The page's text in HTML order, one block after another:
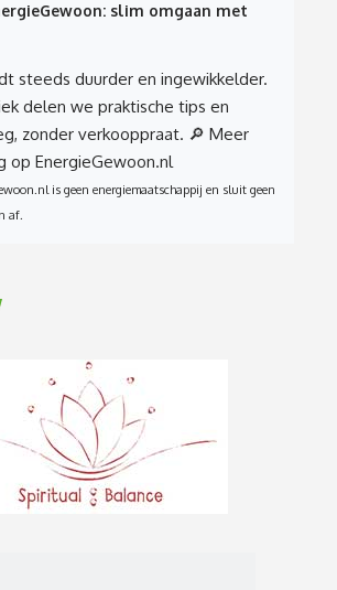
slim omgaan met
steeds duurder en ingewikkelder.
delen we praktische tips en
zonder verkooppraat. 🔎 Meer
op EnergieGewoon.nl
is geen energiemaatschappij en sluit geen
af.